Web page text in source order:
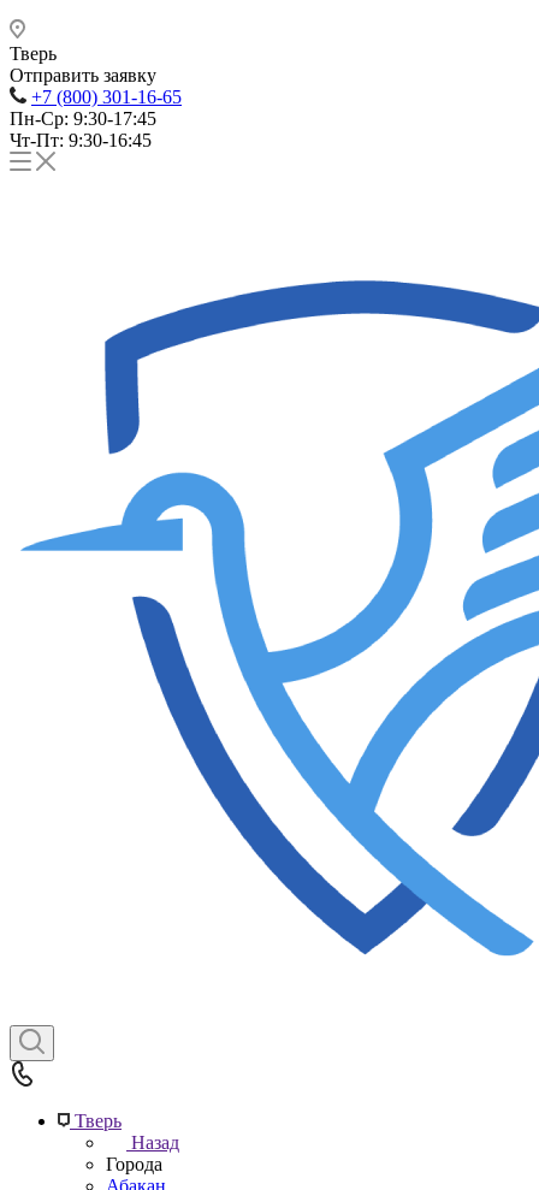
Тверь
Отправить заявку
+7 (800) 301-16-65
Пн-Ср: 9:30-17:45
Чт-Пт: 9:30-16:45
Тверь
Назад
Города
Абакан